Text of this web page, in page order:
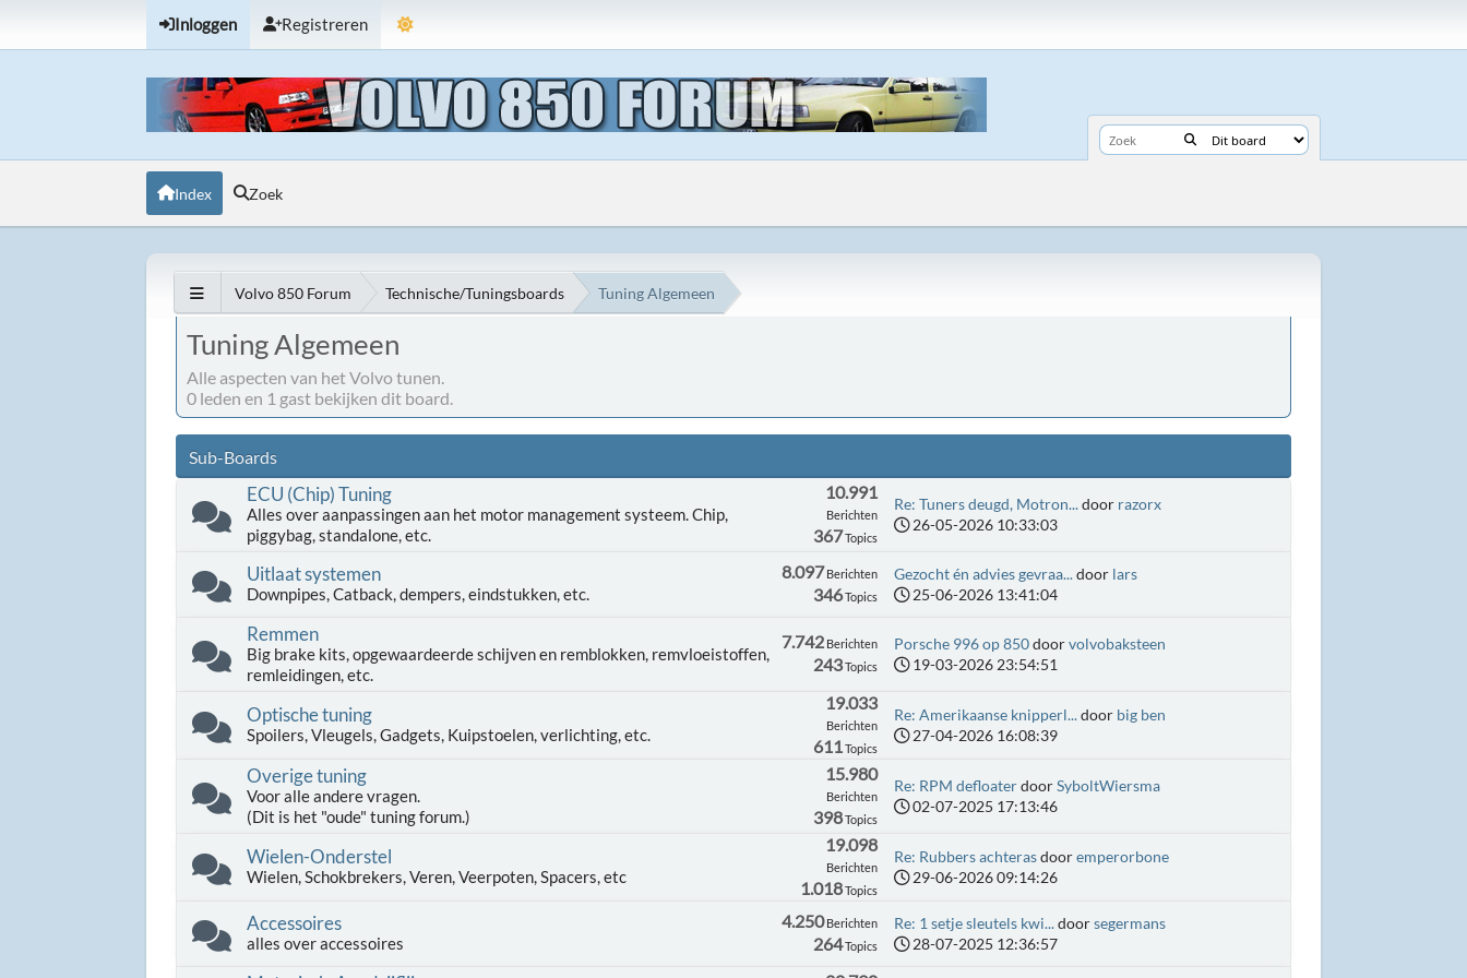
Inloggen Registreren
Index Zoek
Volvo 850 Forum Technische/Tuningsboards Tuning Algemeen
Tuning Algemeen
Alle aspecten van het Volvo tunen.
0 leden en 1 gast bekijken dit board.
Sub-Boards
ECU (Chip) Tuning
Alles over aanpassingen aan het motor management systeem. Chip,
piggybag, standalone, etc.
10.991
Berichten
367Topics
Re: Tuners deugd, Motron...door razorx
26-05-2026 10:33:03
Uitlaat systemen
Downpipes, Catback, dempers, eindstukken, etc.
8.097Berichten
346Topics
Gezocht én advies gevraa...door lars
25-06-2026 13:41:04
Remmen
Big brake kits, opgewaardeerde schijven en remblokken, remvloeistoffen,
remleidingen, etc.
7.742Berichten
243Topics
Porsche 996 op 850doorvolvobaksteen
19-03-2026 23:54:51
Optische tuning
Spoilers, Vleugels, Gadgets, Kuipstoelen, verlichting, etc.
19.033
Berichten
611 Topics
Re: Amerikaanse knipperl...door big ben
27-04-2026 16:08:39
Overige tuning
Voor alle andere vragen.
(Dit is het "oude" tuning forum.)
15.980
Berichten
398Topics
Re: RPM defloaterdoorSyboltWiersma
02-07-2025 17:13:46
Wielen-Onderstel
Wielen, Schokbrekers, Veren, Veerpoten, Spacers, etc
19.098
Berichten
1.018Topics
Re: Rubbers achterasdooremperorbone
29-06-2026 09:14:26
Accessoires
alles over accessoires
4.250Berichten
264Topics
Re: 1 setje sleutels kwi...doorsegermans
28-07-2025 12:36:57